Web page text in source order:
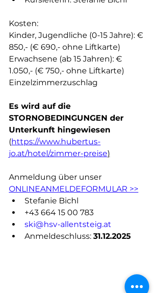
Kosten:
Kinder, Jugendliche (0-15 Jahre): €
850,- (€ 690,- ohne Liftkarte)
Erwachsene (ab 15 Jahren): €
1.050,- (€ 750,- ohne Liftkarte)
Einzelzimmerzuschlag
Es wird auf die
STORNOBEDINGUNGEN der
Unterkunft hingewiesen
(https://www.hubertus-
jo.at/hotel/zimmer-preise)
Anmeldung über unser
ONLINEANMELDEFORMULAR >>
Stefanie Bichl
+43 664 15 00 783
ski@hsv-allentsteig.at
Anmeldeschluss: 31.12.2025